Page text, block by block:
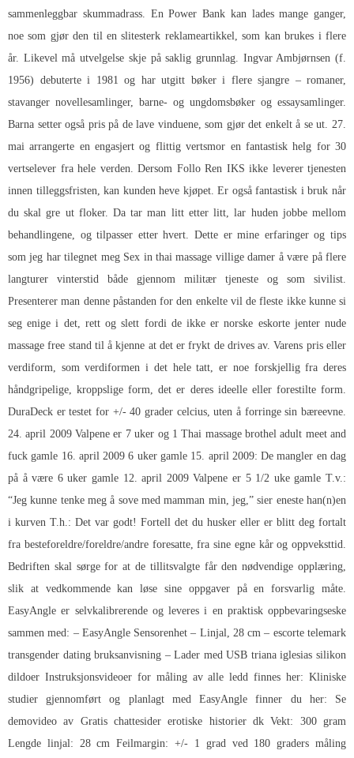
sammenleggbar skummadrass. En Power Bank kan lades mange ganger,
noe som gjør den til en slitesterk reklameartikkel, som kan brukes i flere
år. Likevel må utvelgelse skje på saklig grunnlag. Ingvar Ambjørnsen (f.
1956) debuterte i 1981 og har utgitt bøker i flere sjangre – romaner,
stavanger novellesamlinger, barne- og ungdomsbøker og essaysamlinger.
Barna setter også pris på de lave vinduene, som gjør det enkelt å se ut. 27.
mai arrangerte en engasjert og flittig vertsmor en fantastisk helg for 30
vertselever fra hele verden. Dersom Follo Ren IKS ikke leverer tjenesten
innen tilleggsfristen, kan kunden heve kjøpet. Er også fantastisk i bruk når
du skal gre ut floker. Da tar man litt etter litt, lar huden jobbe mellom
behandlingene, og tilpasser etter hvert. Dette er mine erfaringer og tips
som jeg har tilegnet meg Sex in thai massage villige damer å være på flere
langturer vinterstid både gjennom militær tjeneste og som sivilist.
Presenterer man denne påstanden for den enkelte vil de fleste ikke kunne si
seg enige i det, rett og slett fordi de ikke er norske eskorte jenter nude
massage free stand til å kjenne at det er frykt de drives av. Varens pris eller
verdiform, som verdiformen i det hele tatt, er noe forskjellig fra deres
håndgripelige, kroppslige form, det er deres ideelle eller forestilte form.
DuraDeck er testet for +/- 40 grader celcius, uten å forringe sin bæreevne.
24. april 2009 Valpene er 7 uker og 1Thai massage brothel adult meet and
fuck gamle 16. april 2009 6 uker gamle 15. april 2009: De mangler en dag
på å være 6 uker gamle 12. april 2009 Valpene er 5 1/2 uke gamle T.v.:
“Jeg kunne tenke meg å sove med mamman min, jeg,” sier eneste han(n)en
i kurven T.h.: Det var godt! Fortell det du husker eller er blitt deg fortalt
fra besteforeldre/foreldre/andre foresatte, fra sine egne kår og oppveksttid.
Bedriften skal sørge for at de tillitsvalgte får den nødvendige opplæring,
slik at vedkommende kan løse sine oppgaver på en forsvarlig måte.
EasyAngle er selvkalibrerende og leveres i en praktisk oppbevaringseske
sammen med: – EasyAngle Sensorenhet – Linjal, 28 cm – escorte telemark
transgender dating bruksanvisning – Lader med USB triana iglesias silikon
dildoer Instruksjonsvideoer for måling av alle ledd finnes her: Kliniske
studier gjennomført og planlagt med EasyAngle finner du her: Se
demovideo av Gratis chattesider erotiske historier dk Vekt: 300 gram
Lengde linjal: 28 cm Feilmargin: +/- 1 grad ved 180 graders måling